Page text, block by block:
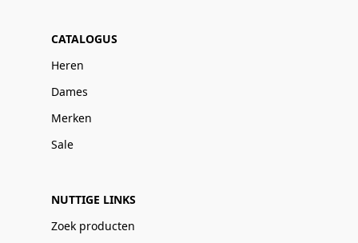
CATALOGUS
Heren
Dames
Merken
Sale
NUTTIGE LINKS
Zoek producten